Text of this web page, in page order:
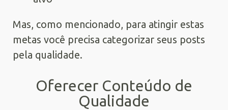
Mas, como mencionado, para atingir estas
metas você precisa categorizar seus posts
pela qualidade.
Oferecer Conteúdo de
Qualidade